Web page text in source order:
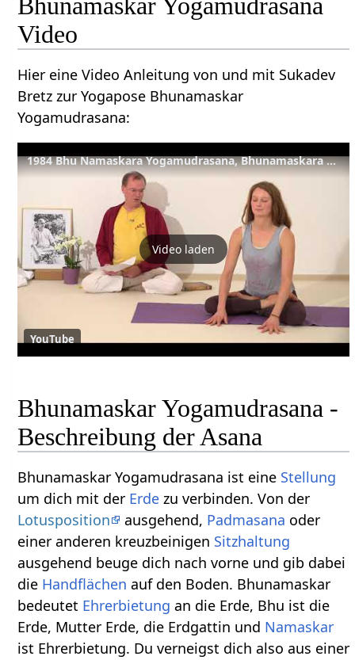
Video
Hier eine Video Anleitung von und mit Sukadev
Bretz zur Yogapose Bhunamaskar
Yogamudrasana:
1984 Bhu Namaskara Yogamudrasana, Bhunamaskara Yogamudrasana
Video laden
YouTube
Bhunamaskar Yogamudrasana -
Beschreibung der Asana
Bhunamaskar Yogamudrasana ist eine Stellung
um dich mit der Erde zu verbinden. Von der
Lotusposition
ausgehend, Padmasana oder
einer anderen kreuzbeinigen Sitzhaltung
ausgehend beuge dich nach vorne und gib dabei
die Handflächen auf den Boden. Bhunamaskar
bedeutet Ehrerbietung an die Erde, Bhu ist die
Erde, Mutter Erde, die Erdgattin und Namaskar
ist Ehrerbietung. Du verneigst dich also aus einer